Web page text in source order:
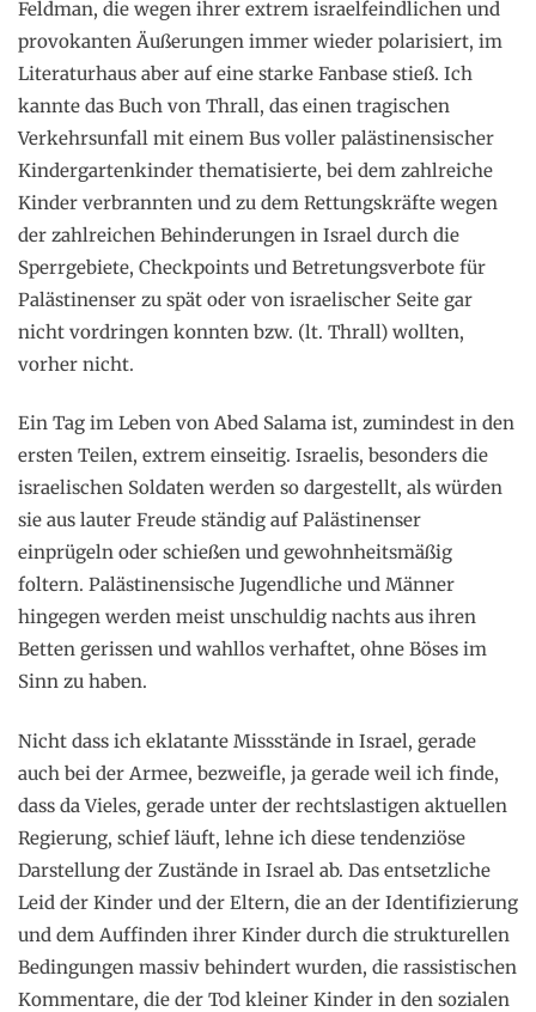
Feldman, die wegen ihrer extrem israelfeindlichen und
provokanten Äußerungen immer wieder polarisiert, im
Literaturhaus aber auf eine starke Fanbase stieß. Ich
kannte das Buch von Thrall, das einen tragischen
Verkehrsunfall mit einem Bus voller palästinensischer
Kindergartenkinder thematisierte, bei dem zahlreiche
Kinder verbrannten und zu dem Rettungskräfte wegen
der zahlreichen Behinderungen in Israel durch die
Sperrgebiete, Checkpoints und Betretungsverbote für
Palästinenser zu spät oder von israelischer Seite gar
nicht vordringen konnten bzw. (lt. Thrall) wollten,
vorher nicht.
Ein Tag im Leben von Abed Salama ist, zumindest in den
ersten Teilen, extrem einseitig. Israelis, besonders die
israelischen Soldaten werden so dargestellt, als würden
sie aus lauter Freude ständig auf Palästinenser
einprügeln oder schießen und gewohnheitsmäßig
foltern. Palästinensische Jugendliche und Männer
hingegen werden meist unschuldig nachts aus ihren
Betten gerissen und wahllos verhaftet, ohne Böses im
Sinn zu haben.
Nicht dass ich eklatante Missstände in Israel, gerade
auch bei der Armee, bezweifle, ja gerade weil ich finde,
dass da Vieles, gerade unter der rechtslastigen aktuellen
Regierung, schief läuft, lehne ich diese tendenziöse
Darstellung der Zustände in Israel ab. Das entsetzliche
Leid der Kinder und der Eltern, die an der Identifizierung
und dem Auffinden ihrer Kinder durch die strukturellen
Bedingungen massiv behindert wurden, die rassistischen
Kommentare, die der Tod kleiner Kinder in den sozialen